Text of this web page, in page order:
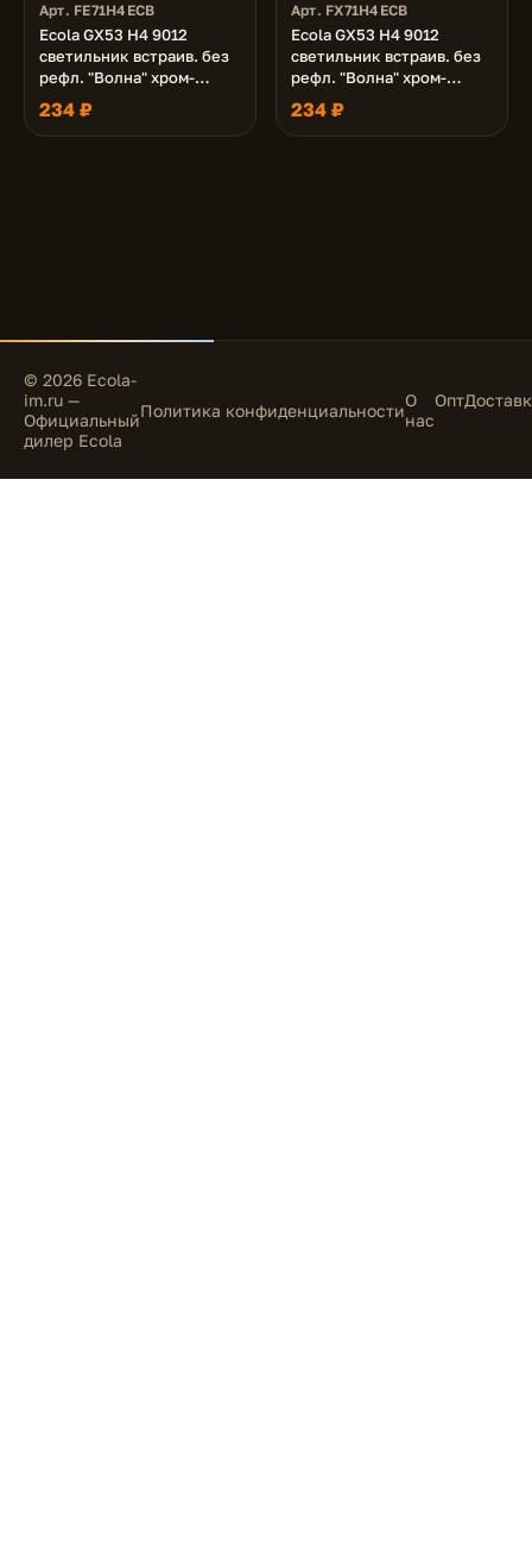
Арт. FE71H4ECB
Ecola GX53 H4 9012
светильник встраив. без
рефл. "Волна" хром-
золото 38x116 (к+)
234 ₽
Арт. FX71H4ECB
Ecola GX53 H4 9012
светильник встраив. без
рефл. "Волна" хром-
жемчуг 38x116 (к+)
234 ₽
© 2026 Ecola-
im.ru —
Официальный
дилер Ecola
Политика конфиденциальностиО
нас
Опт